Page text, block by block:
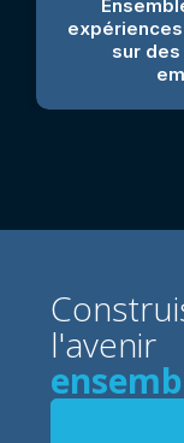
sur
l'avenir